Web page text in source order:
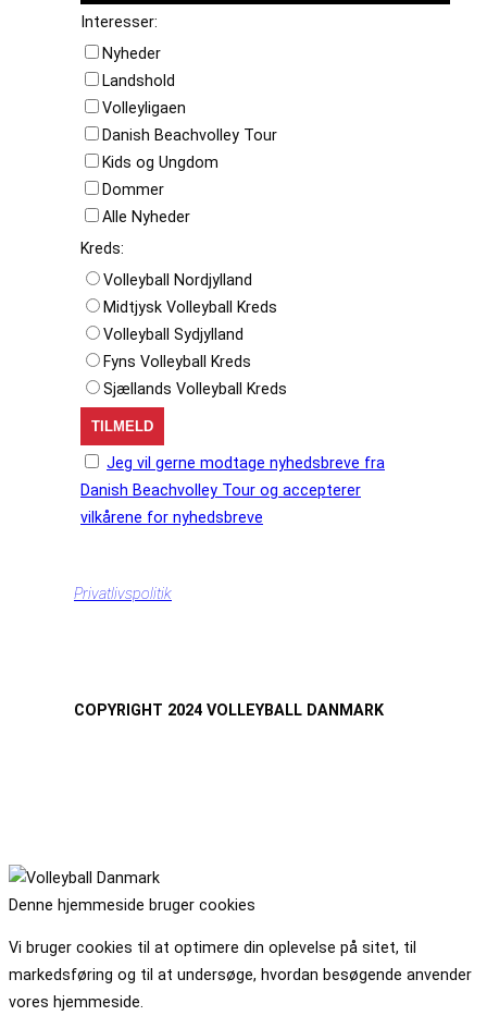
Interesser:
Nyheder
Landshold
Volleyligaen
Danish Beachvolley Tour
Kids og Ungdom
Dommer
Alle Nyheder
Kreds:
Volleyball Nordjylland
Midtjysk Volleyball Kreds
Volleyball Sydjylland
Fyns Volleyball Kreds
Sjællands Volleyball Kreds
Jeg vil gerne modtage nyhedsbreve fra
Danish Beachvolley Tour og accepterer
vilkårene for nyhedsbreve
Privatlivspolitik
COPYRIGHT 2024 VOLLEYBALL DANMARK
Denne hjemmeside bruger cookies
Vi bruger cookies til at optimere din oplevelse på sitet, til
markedsføring og til at undersøge, hvordan besøgende anvender
vores hjemmeside.